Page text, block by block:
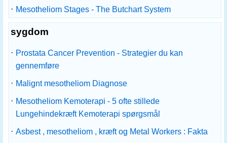
· Mesotheliom Stages - The Butchart System
sygdom
· Prostata Cancer Prevention - Strategier du kan
gennemføre
· Malignt mesotheliom Diagnose
· Mesotheliom Kemoterapi - 5 ofte stillede
Lungehindekræft Kemoterapi spørgsmål
· Asbest , mesotheliom , kræft og Metal Workers : Fakta